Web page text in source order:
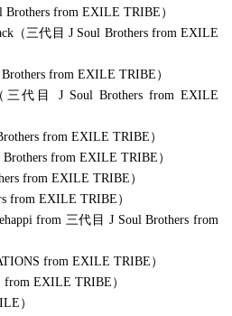
from EXILE TRIBE）
（三代目 J Soul Brothers from EXILE
from EXILE TRIBE）
代目 J Soul Brothers from EXILE
from EXILE TRIBE）
from EXILE TRIBE）
from EXILE TRIBE）
from EXILE TRIBE）
from 三代目 J Soul Brothers from
from EXILE TRIBE）
from EXILE TRIBE）
）